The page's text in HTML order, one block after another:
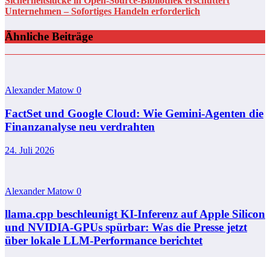
Unternehmen – Sofortiges Handeln erforderlich
Ähnliche Beiträge
Alexander Matow 0
FactSet und Google Cloud: Wie Gemini-Agenten die
Finanzanalyse neu verdrahten
24. Juli 2026
Alexander Matow 0
llama.cpp beschleunigt KI-Inferenz auf Apple Silicon
und NVIDIA-GPUs spürbar: Was die Presse jetzt
über lokale LLM-Performance berichtet